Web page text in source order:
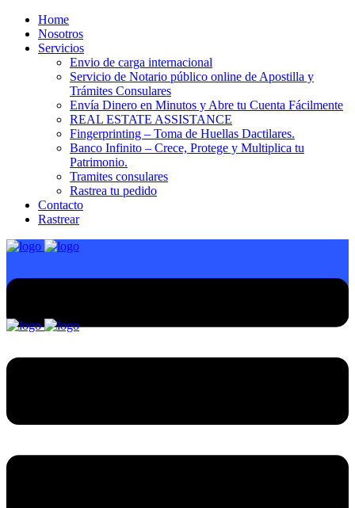
Home
Nosotros
Servicios
Envio de carga internacional
Servicio de Notario público online de Apostilla y
Trámites Consulares
Envía Dinero en Minutos y Abre tu Cuenta Fácilmente
REAL ESTATE ASSISTANCE
Fingerprinting – Toma de Huellas Dactilares.
Banco Infinito – Crece, Protege y Multiplica tu
Patrimonio.
Tramites consulares
Rastrea tu pedido
Contacto
Rastrear